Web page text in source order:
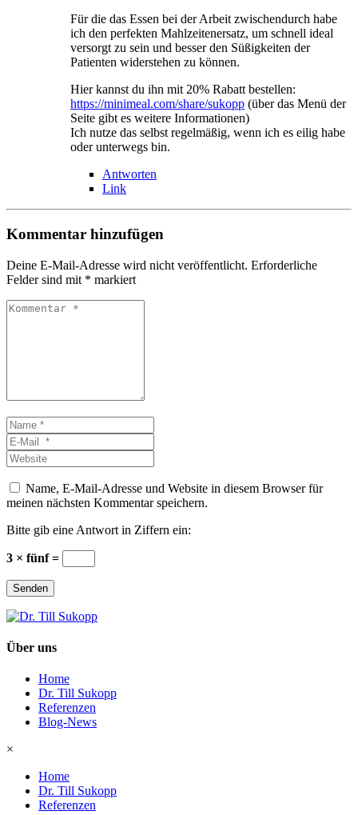
Für die das Essen bei der Arbeit zwischendurch habe
ich den perfekten Mahlzeitenersatz, um schnell ideal
versorgt zu sein und besser den Süßigkeiten der
Patienten widerstehen zu können.
Hier kannst du ihn mit 20% Rabatt bestellen:
https://minimeal.com/share/sukopp (über das Menü der
Seite gibt es weitere Informationen)
Ich nutze das selbst regelmäßig, wenn ich es eilig habe
oder unterwegs bin.
Antworten
Link
Kommentar hinzufügen
Deine E-Mail-Adresse wird nicht veröffentlicht. Erforderliche
Felder sind mit * markiert
Kommentar
Name
*E-
Mail
*
Website
Name, E-Mail-Adresse und Website in diesem Browser für
meinen nächsten Kommentar speichern.
Bitte gib eine Antwort in Ziffern ein:
3 × fünf =
Senden
Über uns
Home
Dr. Till Sukopp
Referenzen
Blog-News
×
Home
Dr. Till Sukopp
Referenzen